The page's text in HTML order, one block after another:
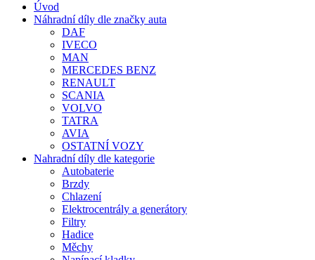
Úvod
Náhradní díly dle značky auta
DAF
IVECO
MAN
MERCEDES BENZ
RENAULT
SCANIA
VOLVO
TATRA
AVIA
OSTATNÍ VOZY
Nahradní díly dle kategorie
Autobaterie
Brzdy
Chlazení
Elektrocentrály a generátory
Filtry
Hadice
Měchy